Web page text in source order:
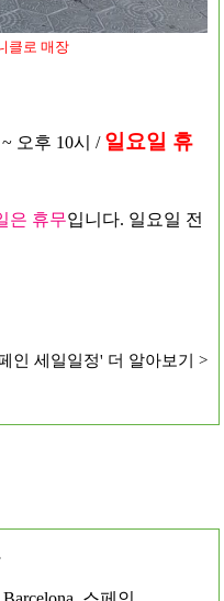
클로 매장
오후 10시 / 일요일 휴
은 휴무입니다. 일요일 전
인 세일일정' 더 알아보기 >